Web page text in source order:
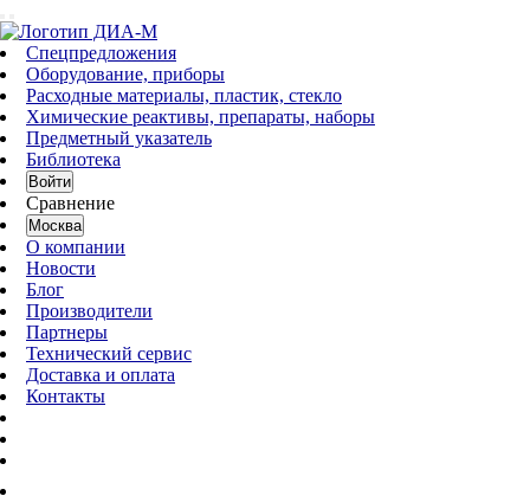
Спецпредложения
Оборудование, приборы
Расходные материалы, пластик, стекло
Химические реактивы, препараты, наборы
Предметный указатель
Библиотека
Войти
Сравнение
Москва
О компании
Новости
Блог
Производители
Партнеры
Технический сервис
Доставка и оплата
Контакты